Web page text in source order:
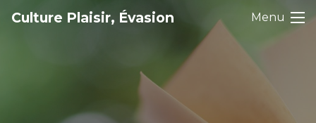
Culture Plaisir, Évasion Menu